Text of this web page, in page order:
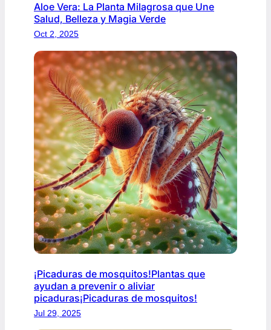
Aloe Vera: La Planta Milagrosa que Une
Salud, Belleza y Magia Verde
Oct 2, 2025
¡Picaduras de mosquitos!Plantas que
ayudan a prevenir o aliviar
picaduras¡Picaduras de mosquitos!
Jul 29, 2025